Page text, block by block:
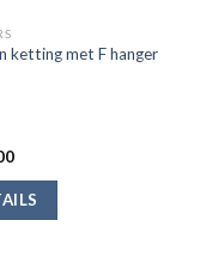
ketting met F hanger